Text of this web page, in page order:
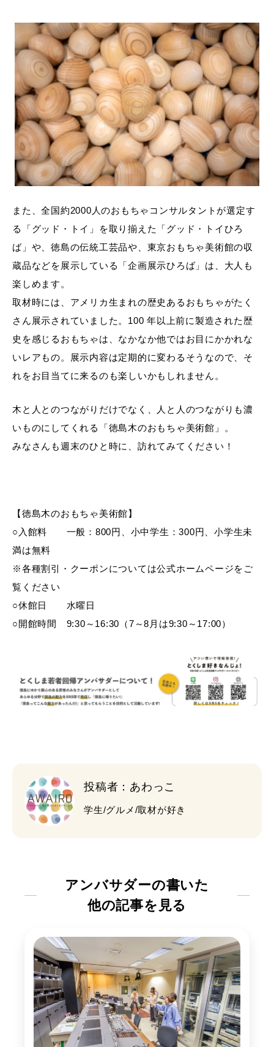
また、全国約2000人のおもちゃコンサルタントが選定す
る「グッド・トイ」を取り揃えた「グッド・トイひろ
ば」や、徳島の伝統工芸品や、東京おもちゃ美術館の収
蔵品などを展示している「企画展示ひろば」は、大人も
楽しめます。
取材時には、アメリカ生まれの歴史あるおもちゃがたく
さん展示されていました。100 年以上前に製造された歴
史を感じるおもちゃは、なかなか他ではお目にかかれな
いレアもの。展示内容は定期的に変わるそうなので、そ
れをお目当てに来るのも楽しいかもしれません。
木と人とのつながりだけでなく、人と人のつながりも濃
いものにしてくれる「徳島木のおもちゃ美術館」。
みなさんも週末のひと時に、訪れてみてください！
【徳島木のおもちゃ美術館】
○入館料 一般：800円、小中学生：300円、小学生未
満は無料
※各種割引・クーポンについては公式ホームページをご
覧ください
○休館日 水曜日
○開館時間 9:30～16:30（7～8月は9:30～17:00）
投稿者：あわっこ
学生/グルメ/取材が好き
アンバサダーの書いた
他の記事を見る